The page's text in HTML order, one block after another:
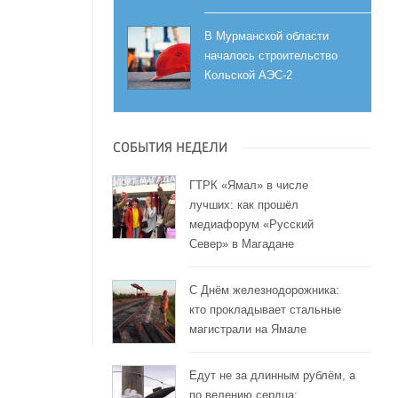
В Мурманской области
началось строительство
Кольской АЭС-2
СОБЫТИЯ НЕДЕЛИ
ГТРК «Ямал» в числе
лучших: как прошёл
медиафорум «Русский
Север» в Магадане
С Днём железнодорожника:
кто прокладывает стальные
магистрали на Ямале
Едут не за длинным рублём, а
по велению сердца: